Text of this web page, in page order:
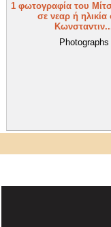
1 φωτογραφία του
σε νεαρ ή ηλικία
Photographs